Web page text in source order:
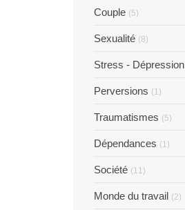
Couple (5)
Sexualité (8)
Stress - Dépression
Perversions (1)
Traumatismes (5)
Dépendances (1)
Société (11)
Monde du travail (2)